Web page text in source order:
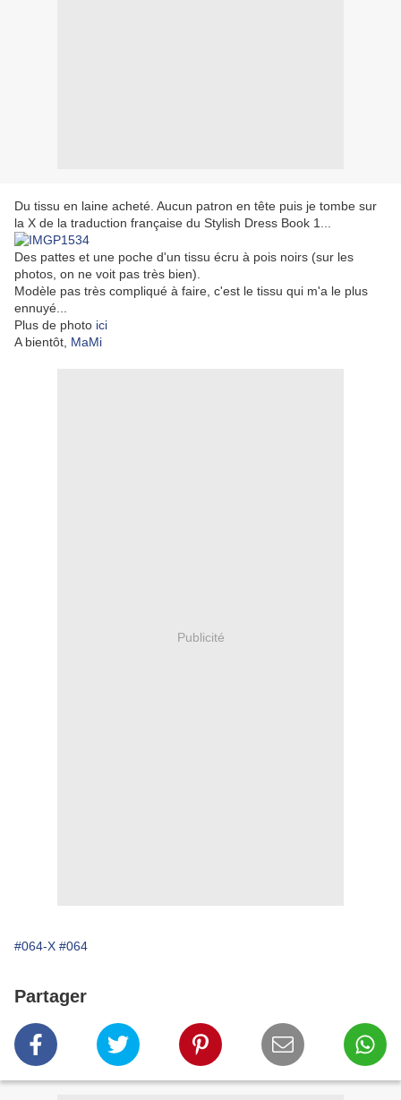
Du tissu en laine acheté. Aucun patron en tête puis je tombe sur
la X de la traduction française du Stylish Dress Book 1...
Des pattes et une poche d'un tissu écru à pois noirs (sur les
photos, on ne voit pas très bien).
Modèle pas très compliqué à faire, c'est le tissu qui m'a le plus
ennuyé...
Plus de photo ici
A bientôt, MaMi
Publicité
#064-X #064
Partager